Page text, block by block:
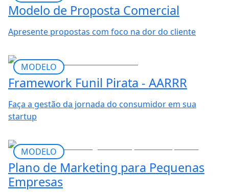
Modelo de Proposta Comercial
Apresente propostas com foco na dor do cliente
MODELO
Framework Funil Pirata - AARRR
Faça a gestão da jornada do consumidor em sua
startup
MODELO
Plano de Marketing para Pequenas
Empresas